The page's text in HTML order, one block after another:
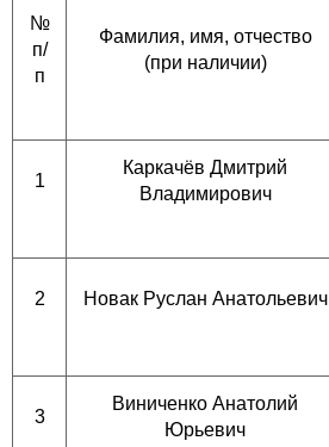
№
п/
п
Фамилия, имя, отчество
(при наличии)
1
Каркачёв Дмитрий
Владимирович
2 Новак Руслан Анатольевич
3
Виниченко Анатолий
Юрьевич